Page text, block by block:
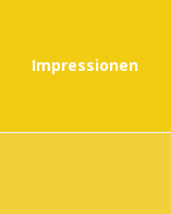
Impressionen